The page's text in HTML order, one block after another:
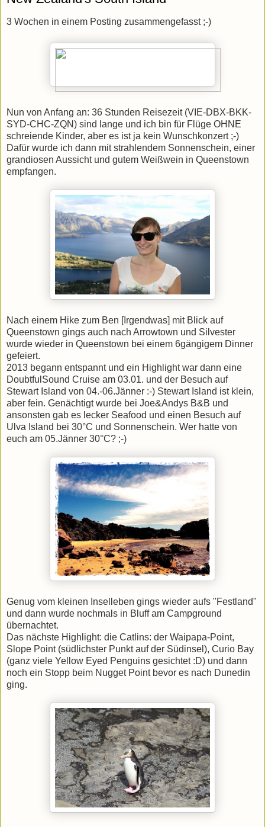
3 Wochen in einem Posting zusammengefasst ;-)
Nun von Anfang an: 36 Stunden Reisezeit (VIE-DBX-BKK-
SYD-CHC-ZQN) sind lange und ich bin für Flüge OHNE
schreiende Kinder, aber es ist ja kein Wunschkonzert ;-)
Dafür wurde ich dann mit strahlendem Sonnenschein, einer
grandiosen Aussicht und gutem Weißwein in Queenstown
empfangen.
Nach einem Hike zum Ben [Irgendwas] mit Blick auf
Queenstown gings auch nach Arrowtown und Silvester
wurde wieder in Queenstown bei einem 6gängigem Dinner
gefeiert.
2013 begann entspannt und ein Highlight war dann eine
DoubtfulSound Cruise am 03.01. und der Besuch auf
Stewart Island von 04.-06.Jänner :-) Stewart Island ist klein,
aber fein. Genächtigt wurde bei Joe&Andys B&B und
ansonsten gab es lecker Seafood und einen Besuch auf
Ulva Island bei 30°C und Sonnenschein. Wer hatte von
euch am 05.Jänner 30°C? ;-)
Genug vom kleinen Inselleben gings wieder aufs "Festland"
und dann wurde nochmals in Bluff am Campground
übernachtet.
Das nächste Highlight: die Catlins: der Waipapa-Point,
Slope Point (südlichster Punkt auf der Südinsel), Curio Bay
(ganz viele Yellow Eyed Penguins gesichtet :D) und dann
noch ein Stopp beim Nugget Point bevor es nach Dunedin
ging.